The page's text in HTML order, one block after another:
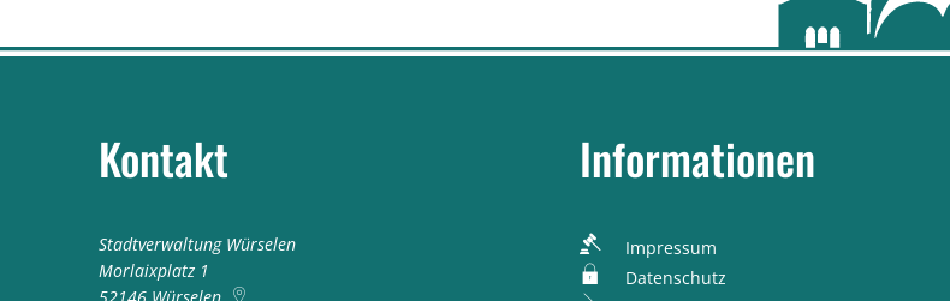
Kontakt
Stadtverwaltung Würselen
Morlaixplatz 1
Informationen
Impressum
Datenschutz